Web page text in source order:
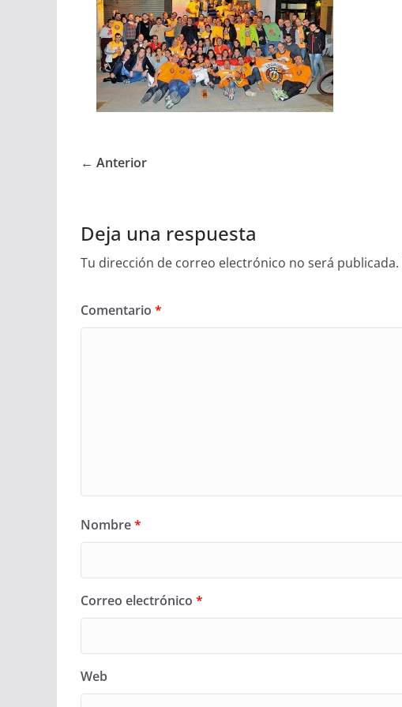
← Anterior
Deja una respuesta
Tu dirección de correo electrónico no será publicada.
Comentario *
Nombre*
Correo electrónico *
Web